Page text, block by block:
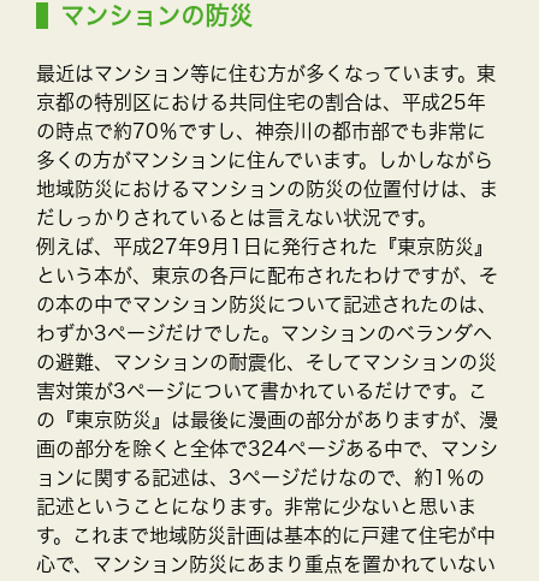
マンションの防災
最近はマンション等に住む方が多くなっています。東
京都の特別区における共同住宅の割合は、平成25年
の時点で約70％ですし、神奈川の都市部でも非常に
多くの方がマンションに住んでいます。しかしながら
地域防災におけるマンションの防災の位置付けは、ま
だしっかりされているとは言えない状況です。
例えば、平成27年9月1日に発行された『東京防災』
という本が、東京の各戸に配布されたわけですが、そ
の本の中でマンション防災について記述されたのは、
わずか3ページだけでした。マンションのベランダへ
の避難、マンションの耐震化、そしてマンションの災
害対策が3ページについて書かれているだけです。こ
の『東京防災』は最後に漫画の部分がありますが、漫
画の部分を除くと全体で324ページある中で、マンシ
ョンに関する記述は、3ページだけなので、約1％の
記述ということになります。非常に少ないと思いま
す。これまで地域防災計画は基本的に戸建て住宅が中
心で、マンション防災にあまり重点を置かれていない